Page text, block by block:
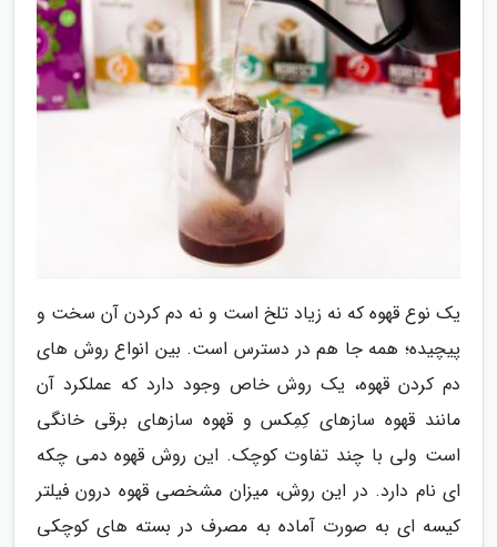
یک نوع قهوه که نه زیاد تلخ است و نه دم کردن آن سخت و
پیچیده؛ همه جا هم در دسترس است. بین انواع روش های
دم کردن قهوه، یک روش خاص وجود دارد که عملکرد آن
مانند قهوه سازهای کِمِکس و قهوه سازهای برقی خانگی
است ولی با چند تفاوت کوچک. این روش قهوه دمی چکه
ای نام دارد. در این روش، میزان مشخصی قهوه درون فیلتر
کیسه ای به صورت آماده به مصرف در بسته های کوچکی